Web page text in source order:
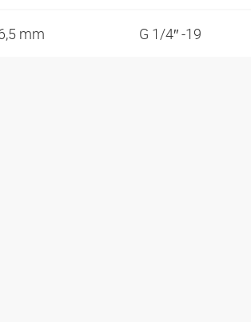
mm G 1/4″ -19